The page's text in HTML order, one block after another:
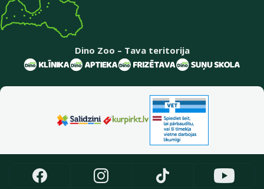
Dino Zoo – Tava teritorija